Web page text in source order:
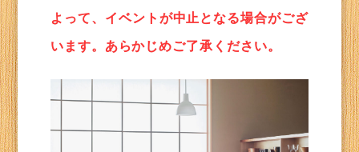
よって、イベントが中止となる場合がござ
います。あらかじめご了承ください。